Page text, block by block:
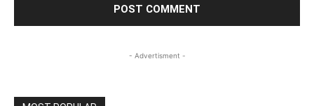
- Advertisment -